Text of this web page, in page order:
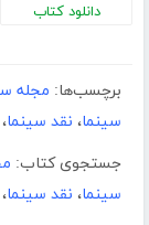
دانلود کتاب
برچسب‌ها: مجله
سینما، نقد سینما،
جستجوی کتاب:
سینما، نقد سینما،